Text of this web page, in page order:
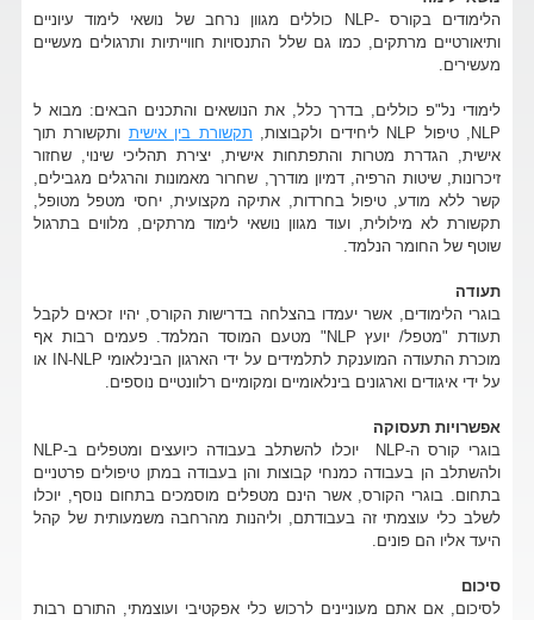
הלימודים בקורס -NLP כוללים מגוון נרחב של נושאי לימוד עיוניים
ותיאורטיים מרתקים, כמו גם שלל התנסויות חווייתיות ותרגולים מעשיים
מעשירים.
לימודי נל"פ כוללים, בדרך כלל, את הנושאים והתכנים הבאים: מבוא ל
NLP, טיפול NLP ליחידים ולקבוצות,
תקשורת בין אישית ותקשורת תוך
אישית, הגדרת מטרות והתפתחות אישית, יצירת תהליכי שינוי, שחזור
זיכרונות, שיטות הרפיה, דמיון מודרך, שחרור מאמונות והרגלים מגבילים,
קשר ללא מודע, טיפול בחרדות, אתיקה מקצועית, יחסי מטפל מטופל,
תקשורת לא מילולית, ועוד מגוון נושאי לימוד מרתקים, מלווים בתרגול
שוטף של החומר הנלמד.
תעודה
בוגרי הלימודים, אשר יעמדו בהצלחה בדרישות הקורס, יהיו זכאים לקבל
תעודת "מטפל/ יועץ NLP" מטעם המוסד המלמד. פעמים רבות אף
מוכרת התעודה המוענקת לתלמידים על ידי הארגון הבינלאומי IN-NLP או
על ידי איגודים וארגונים בינלאומיים ומקומיים רלוונטיים נוספים.
אפשרויות תעסוקה
בוגרי קורס ה-NLP יוכלו להשתלב בעבודה כיועצים ומטפלים ב-NLP
ולהשתלב הן בעבודה כמנחי קבוצות והן בעבודה במתן טיפולים פרטניים
בתחום. בוגרי הקורס, אשר הינם מטפלים מוסמכים בתחום נוסף, יוכלו
לשלב כלי עוצמתי זה בעבודתם, וליהנות מהרחבה משמעותית של קהל
היעד אליו הם פונים.
סיכום
לסיכום, אם אתם מעוניינים לרכוש כלי אפקטיבי ועוצמתי, התורם רבות